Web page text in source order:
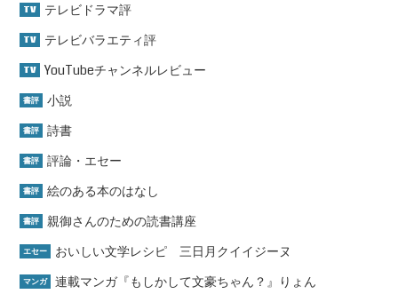
TV テレビドラマ評
TV テレビバラエティ評
TV YouTubeチャンネルレビュー
書評 小説
書評 詩書
書評 評論・エセー
書評 絵のある本のはなし
書評 親御さんのための読書講座
エセー おいしい文学レシピ 三日月クイイジーヌ
マンガ 連載マンガ『もしかして文豪ちゃん？』りょん